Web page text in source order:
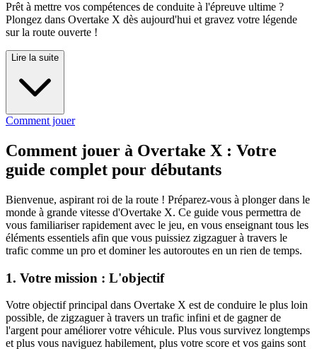
Prêt à mettre vos compétences de conduite à l'épreuve ultime ?
Plongez dans Overtake X dès aujourd'hui et gravez votre légende
sur la route ouverte !
Lire la suite
Comment jouer
Comment jouer à Overtake X : Votre
guide complet pour débutants
Bienvenue, aspirant roi de la route ! Préparez-vous à plonger dans le
monde à grande vitesse d'Overtake X. Ce guide vous permettra de
vous familiariser rapidement avec le jeu, en vous enseignant tous les
éléments essentiels afin que vous puissiez zigzaguer à travers le
trafic comme un pro et dominer les autoroutes en un rien de temps.
1. Votre mission : L'objectif
Votre objectif principal dans Overtake X est de conduire le plus loin
possible, de zigzaguer à travers un trafic infini et de gagner de
l'argent pour améliorer votre véhicule. Plus vous survivez longtemps
et plus vous naviguez habilement, plus votre score et vos gains sont